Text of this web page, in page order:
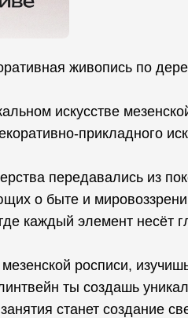
живопись по
искусстве
прикладного
передавались из
о быте и
каждый элемент несёт
росписи,
ты создашь
станет создание